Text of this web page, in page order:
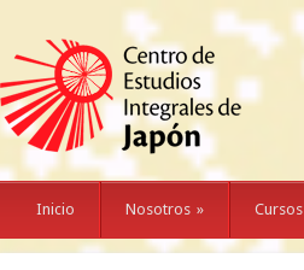
Inicio Nosotros » Cursos